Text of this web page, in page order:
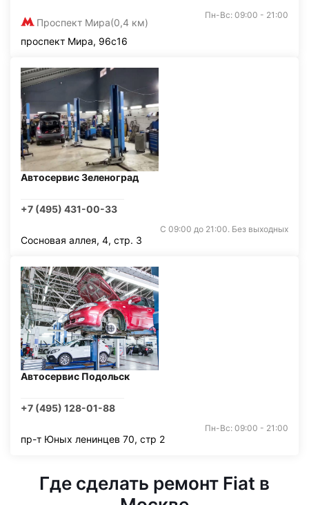
Проспект Мира(0,4 км)
Пн-Вс: 09:00 - 21:00
проспект Мира, 96с16
Автосервис Зеленоград
+7 (495) 431-00-33
С 09:00 до 21:00. Без выходных
Сосновая аллея, 4, стр. 3
Автосервис Подольск
+7 (495) 128-01-88
Пн-Вс: 09:00 - 21:00
пр-т Юных ленинцев 70, стр 2
Где сделать ремонт Fiat в